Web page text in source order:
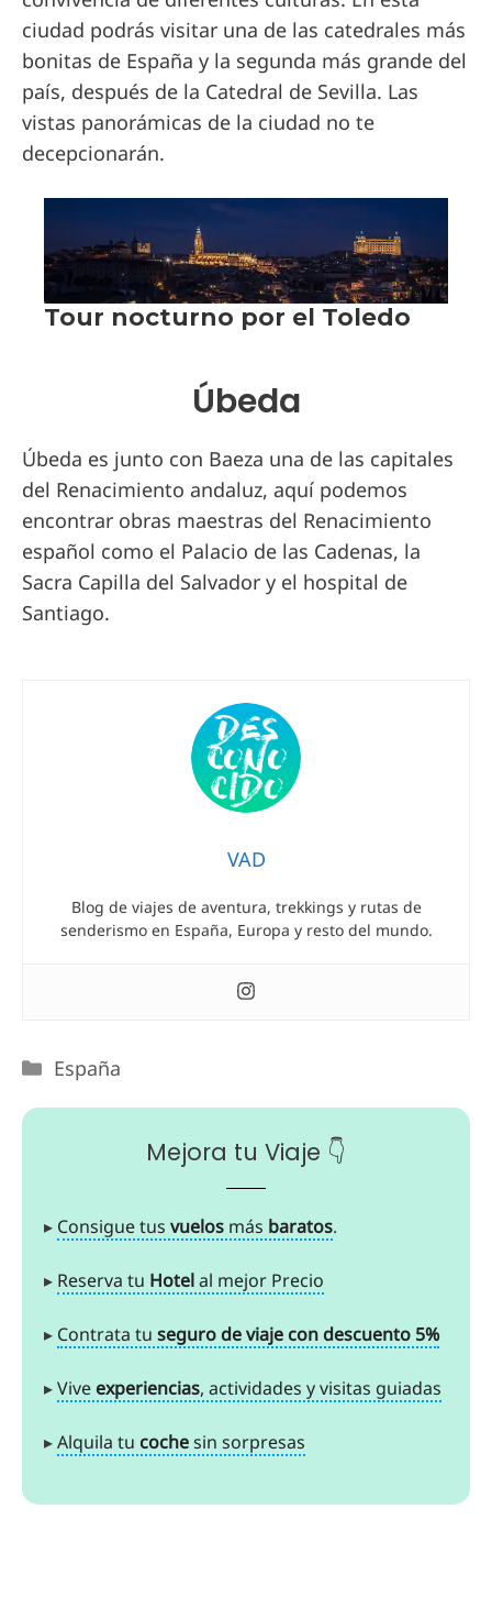
ciudad podrás visitar una de las catedrales más
bonitas de España y la segunda más grande del
país, después de la Catedral de Sevilla. Las
vistas panorámicas de la ciudad no te
decepcionarán.
Úbeda
Úbeda es junto con Baeza una de las capitales
del Renacimiento andaluz, aquí podemos
encontrar obras maestras del Renacimiento
español como el Palacio de las Cadenas, la
Sacra Capilla del Salvador y el hospital de
Santiago.
VAD
Blog de viajes de aventura, trekkings y rutas de
senderismo en España, Europa y resto del mundo.
España
Mejora tu Viaje 👇
▸ Consigue tus vuelos más baratos.
▸ Reserva tu Hotelal mejor Precio
▸ Contrata tu seguro de viaje con descuento 5%
▸Vive experiencias, actividades y visitas guiadas
▸Alquila tu cochesin sorpresas